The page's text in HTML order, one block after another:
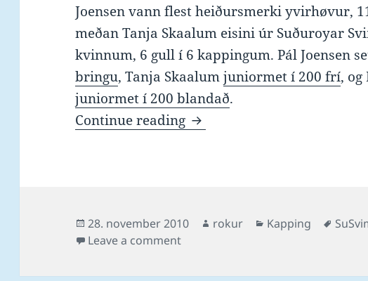
Joensen vann flest heiðursmerki yvirhøvur,
meðan Tanja Skaalum eisini úr Suðuroyar
kvinnum, 6 gull í 6 kappingum. Pál Joensen
bringu, Tanja Skaalumjuniormet í 200 frí, og
juniormet í 200 blandað.
Continue reading Úrslit og hagtøl frá SuSvim-
Posted
on
28. november 2010 Author
rokur Categories
Kapping Tags
Leave a commenton Úrslit og hagtøl frá SuSvim-